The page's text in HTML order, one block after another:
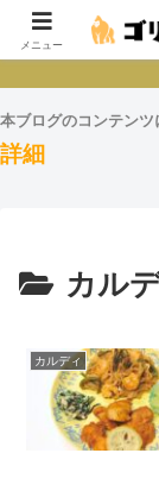
本ブログのコンテンツ
詳細
カル
カルディ
メニュー